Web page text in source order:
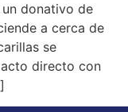
donativo de
a cerca de
se
directo con